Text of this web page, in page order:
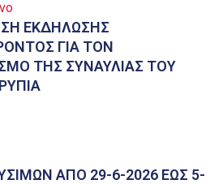
ΕΚΔΗΛΩΣΗΣ
ΓΙΑ ΤΟΝ
ΤΗΣ ΣΥΝΑΥΛΙΑΣ ΤΟΥ
ΑΠΟ 29-6-2026 ΕΩΣ 5-